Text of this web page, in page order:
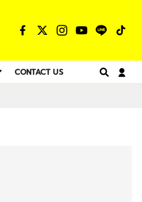
CONTACT US